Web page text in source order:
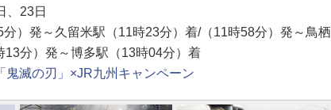
、23日
分）発～久留米駅（11時23分）着/（11時58分）発～鳥栖
13分）発～博多駅（13時04分）着
鬼滅の刃」×JR九州キャンペーン